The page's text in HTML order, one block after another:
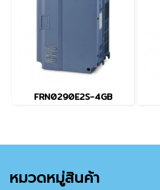
FRN0290E2S-4GB
หมวดหมู่สินค้า